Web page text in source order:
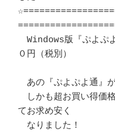
Windows版『ぷよぷ
０円（税別）
あの『ぷよぷよ通』
しかも超お買い得価
てお求め安く
なりました！